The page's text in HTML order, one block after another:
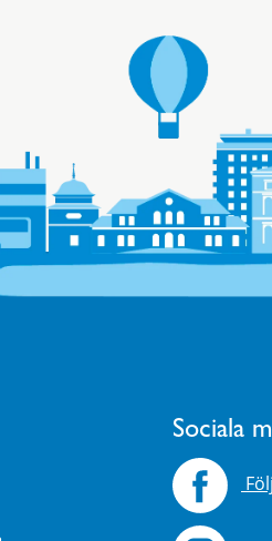
Sociala